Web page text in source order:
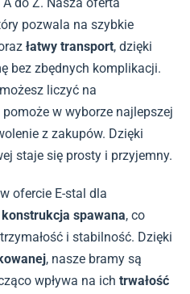
pozwala na szybkie
łatwy transport, dzięki
bez zbędnych komplikacji.
liczyć na
pomoże w wyborze najlepszej
z zakupów. Dzięki
staje się prosty i przyjemny.
ofercie E-stal dla
konstrukcja spawana, co
i stabilność. Dzięki
, nasze bramy są
wpływa na ich trwałość